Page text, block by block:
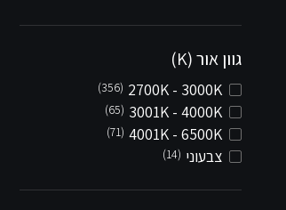
גוון אור (K)
2700K - 3000K
(356)
3001K - 4000K
(65)
4001K - 6500K
(71)
צבעוני (14)